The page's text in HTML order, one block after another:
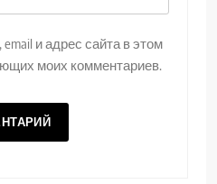
и адрес сайта в этом
моих комментариев.